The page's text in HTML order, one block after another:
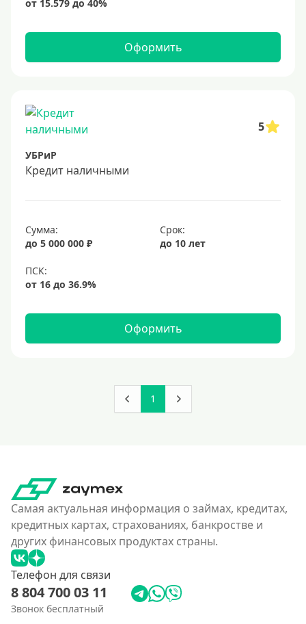
Оформить
5
УБРиР
Кредит наличными
Сумма:
до 5 000 000 ₽
Срок:
до 10 лет
Оформить
1
Самая актуальная информация о займах, кредитах,
кредитных картах, страхованиях, банкростве и
других финансовых продуктах страны.
Телефон для связи
8 804 700 03 11
Звонок бесплатный